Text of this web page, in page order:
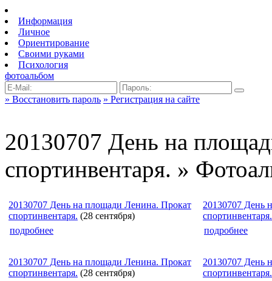
Информация
Личное
Ориентирование
Своими руками
Психология
фотоальбом
» Восстановить пароль » Регистрация на сайте
20130707 День на
спортинвентаря. »
20130707 День на площади Ленина. Прокат
спортинвентаря. (28 сентября)
подробнее
20130707 День
спортинвентаря.
подробнее
20130707 День на площади Ленина. Прокат
спортинвентаря. (28 сентября)
20130707 День
спортинвентаря.